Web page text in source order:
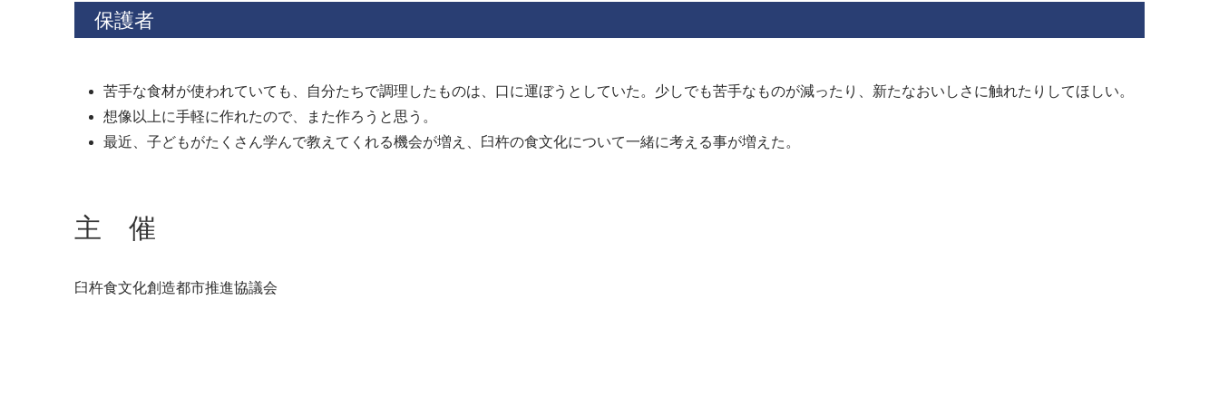
保護者
苦手な食材が使われていても、自分たちで調理したものは、口に運ぼうとしていた。少しでも苦手なものが減ったり、新たなおいしさに触れたりしてほしい。
想像以上に手軽に作れたので、また作ろうと思う。
最近、子どもがたくさん学んで教えてくれる機会が増え、臼杵の食文化について一緒に考える事が増えた。
主 催
臼杵食文化創造都市推進協議会